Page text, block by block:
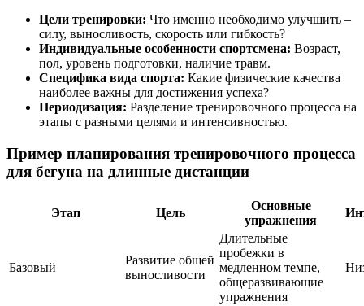
Цели тренировки: Что именно необходимо улучшить –
силу, выносливость, скорость или гибкость?
Индивидуальные особенности спортсмена: Возраст,
пол, уровень подготовки, наличие травм.
Специфика вида спорта: Какие физические качества
наиболее важны для достижения успеха?
Периодизация: Разделение тренировочного процесса на
этапы с разными целями и интенсивностью.
Пример планирования тренировочного процесса
для бегуна на длинные дистанции
Этап Цель
Основные
упражнения
Базовый
Развитие общей
выносливости
Длительные
пробежки в
медленном темпе,
общеразвивающие
упражнения